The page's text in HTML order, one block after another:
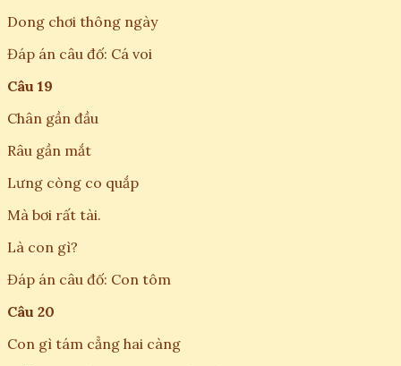
Dong chơi thông ngày
Đáp án câu đố: Cá voi
Câu 19
Chân gần đầu
Râu gần mắt
Lưng còng co quắp
Mà bơi rất tài.
Là con gì?
Đáp án câu đố: Con tôm
Câu 20
Con gì tám cẳng hai càng